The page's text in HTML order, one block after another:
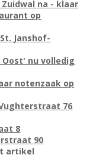
na - klaar
op
Janshof-
nu volledig
notenzaak op
76
8
90
artikel